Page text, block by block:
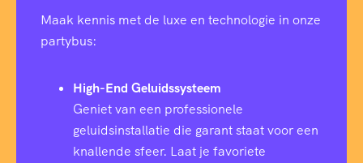
Maak kennis met de luxe en technologie in onze
partybus:
High-End Geluidssysteem
Geniet van een professionele
geluidsinstallatie die garant staat voor een
knallende sfeer. Laat je favoriete